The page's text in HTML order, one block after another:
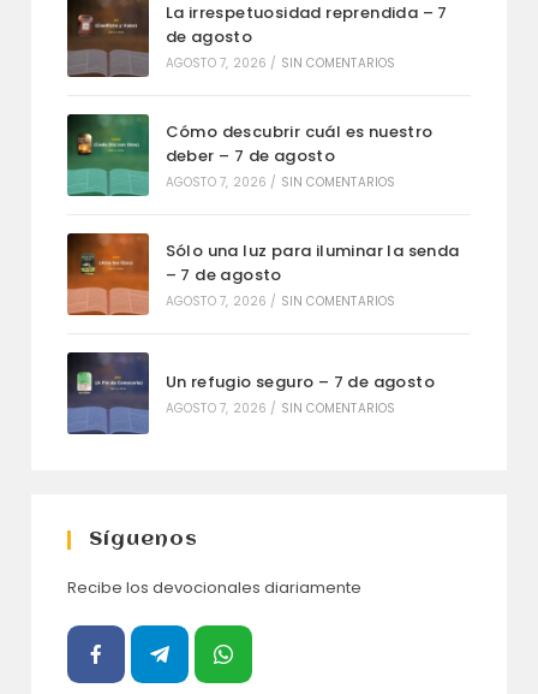
La irrespetuosidad reprendida – 7
de agosto
AGOSTO 7, 2026 / SIN COMENTARIOS
Cómo descubrir cuál es nuestro
deber – 7 de agosto
AGOSTO 7, 2026 / SIN COMENTARIOS
Sólo una luz para iluminar la senda
– 7 de agosto
AGOSTO 7, 2026 / SIN COMENTARIOS
Un refugio seguro – 7 de agosto
AGOSTO 7, 2026 / SIN COMENTARIOS
Síguenos
Recibe los devocionales diariamente